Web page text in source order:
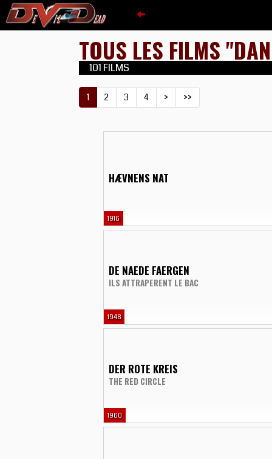
TOUS LES FILMS
101 FILMS
1 2 3 4 > >>
HÆVNENS NAT
1916
DE NAEDE FAERGEN
ILS ATTRAPERENT LE BAC
1948
DER ROTE KREIS
THE RED CIRCLE
1960